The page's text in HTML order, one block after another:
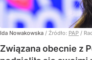
Ida Nowakowska / Źródło: PAP /
Związana obecnie z